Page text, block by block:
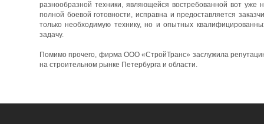
разнообразной техники, являющейся востребованной вот уже
полной боевой готовности, исправна и предоставляется
только необходимую технику, но и опытных
задачу.
Помимо прочего, фирма ООО «СтройТранс» заслужила
на строительном рынке Петербурга и области.